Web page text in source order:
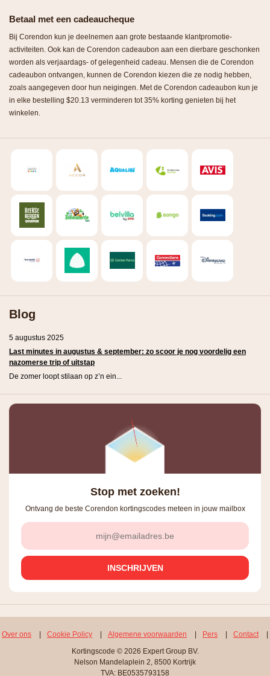
Betaal met een cadeaucheque
Bij Corendon kun je deelnemen aan grote bestaande klantpromotie-
activiteiten. Ook kan de Corendon cadeaubon aan een dierbare geschonken
worden als verjaardags- of gelegenheid cadeau. Mensen die de Corendon
cadeaubon ontvangen, kunnen de Corendon kiezen die ze nodig hebben,
zoals aangegeven door hun neigingen. Met de Corendon cadeaubon kun je
in elke bestelling $20.13 verminderen tot 35% korting genieten bij het
winkelen.
Blog
5 augustus 2025
Last minutes in augustus & september: zo scoor je nog voordelig een
nazomerse trip of uitstap
De zomer loopt stilaan op z’n ein...
Stop met zoeken!
Ontvang de beste Corendon kortingscodes meteen in jouw mailbox
Over ons Cookie Policy Algemene voorwaarden Pers Contact
Kortingscode © 2026 Expert Group BV.
Nelson Mandelaplein 2, 8500 Kortrijk
TVA: BE0535793158